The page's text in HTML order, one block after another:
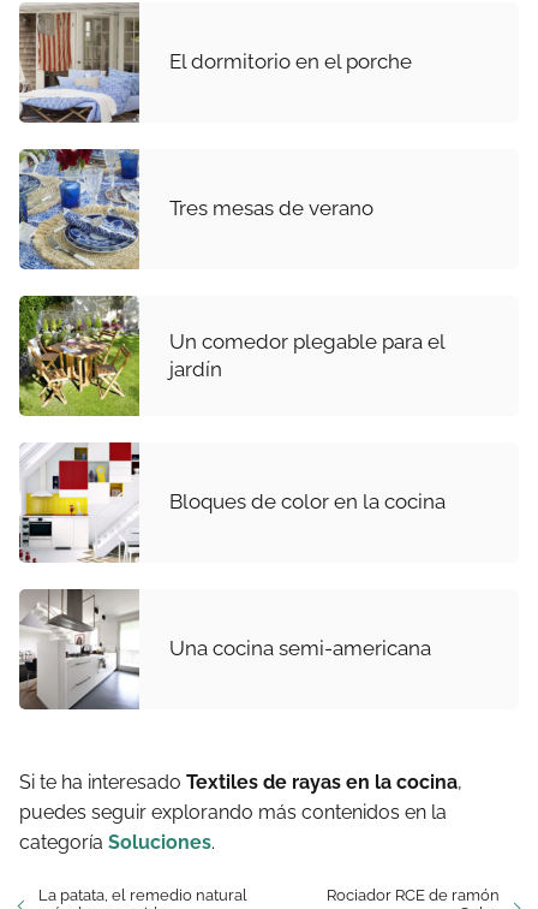
El dormitorio en el porche
Tres mesas de verano
Un comedor plegable para el
jardín
Bloques de color en la cocina
Una cocina semi-americana
Si te ha interesado Textiles de rayas en la cocina,
puedes seguir explorando más contenidos en la
categoría Soluciones.
La patata, el remedio natural
Rociador RCE de ramón